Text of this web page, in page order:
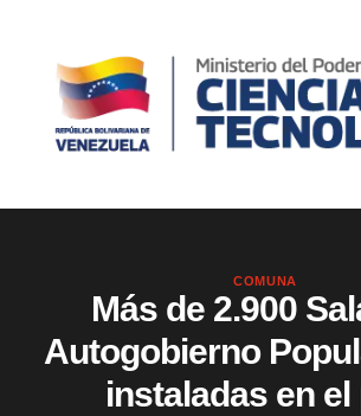
COMUNA
Más de 2.900
Autogobierno
instaladas en el